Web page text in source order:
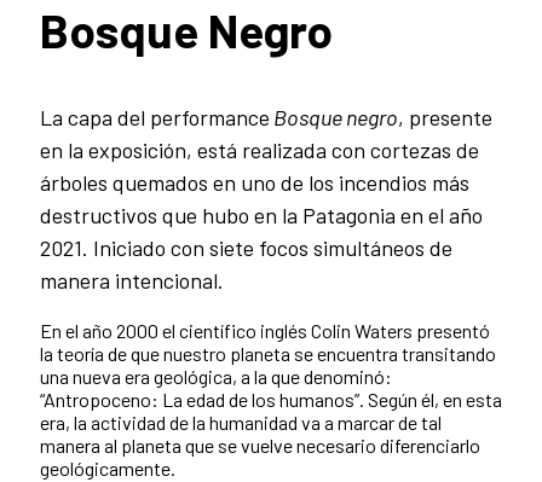
Bosque Negro
La capa del performance Bosque negro, presente
en la exposición, está realizada con cortezas de
árboles quemados en uno de los incendios más
destructivos que hubo en la Patagonia en el año
2021. Iniciado con siete focos simultáneos de
manera intencional.
En el año 2000 el científico inglés Colin Waters presentó
la teoría de que nuestro planeta se encuentra transitando
una nueva era geológica, a la que denominó:
“Antropoceno: La edad de los humanos”. Según él, en esta
era, la actividad de la humanidad va a marcar de tal
manera al planeta que se vuelve necesario diferenciarlo
geológicamente.